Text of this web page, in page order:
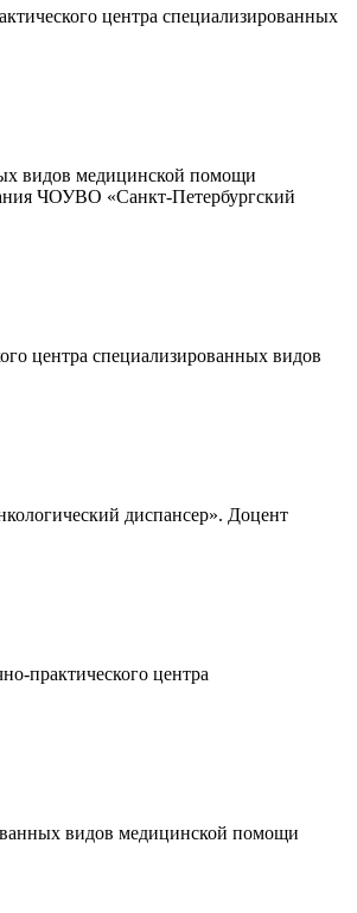
центра специализированных
видов медицинской помощи
ЧОУВО «Санкт-Петербургский
центра специализированных видов
диспансер». Доцент
практического центра
видов медицинской помощи